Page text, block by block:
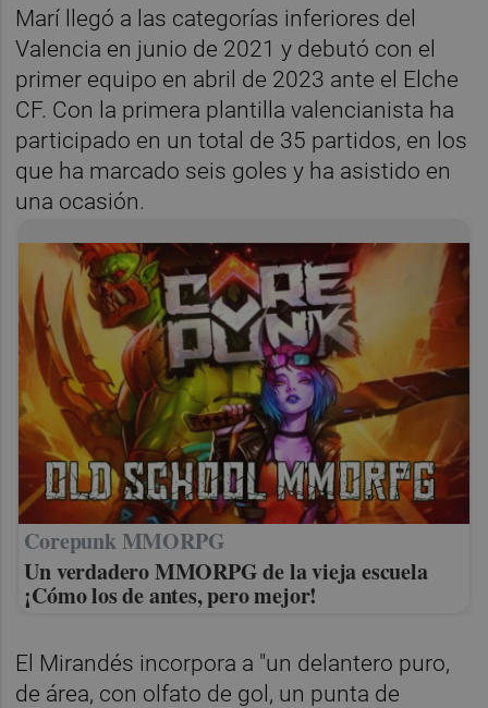
Marí llegó a las categorías inferiores del
Valencia en junio de 2021 y debutó con el
primer equipo en abril de 2023 ante el Elche
CF. Con la primera plantilla valencianista ha
participado en un total de 35 partidos, en los
que ha marcado seis goles y ha asistido en
una ocasión.
Corepunk MMORPG
Un verdadero MMORPG de la vieja escuela
¡Cómo los de antes, pero mejor!
El Mirandés incorpora a "un delantero puro,
de área, con olfato de gol, un punta de